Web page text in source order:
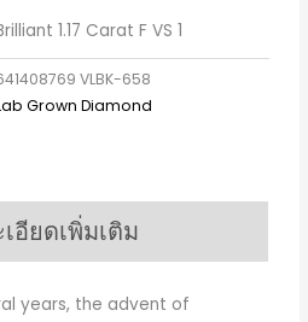
VLBK-658
Grown Diamond
อียดเพิ่มเติม
years, the advent of